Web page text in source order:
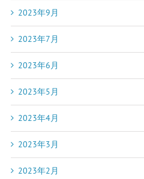
2023年9月
2023年7月
2023年6月
2023年5月
2023年4月
2023年3月
2023年2月